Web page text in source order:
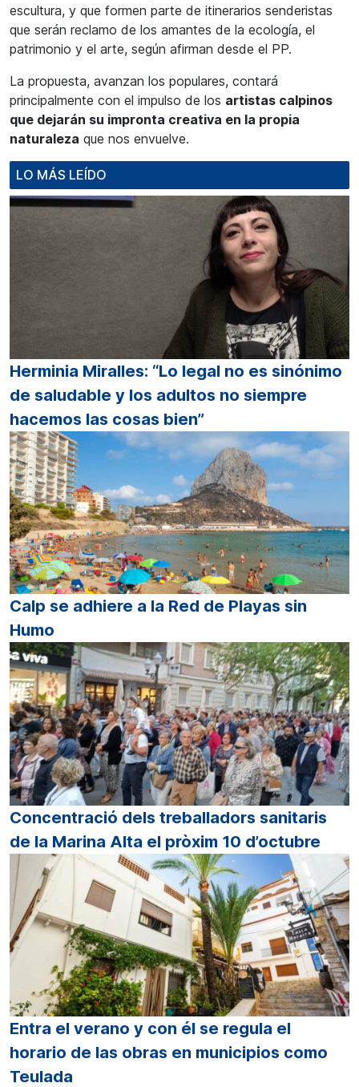
escultura, y que formen parte de itinerarios senderistas
que serán reclamo de los amantes de la ecología, el
patrimonio y el arte, según afirman desde el PP.
La propuesta, avanzan los populares, contará
principalmente con el impulso de los artistas calpinos
que dejarán su impronta creativa en la propia
naturaleza que nos envuelve.
LO MÁS LEÍDO
Herminia Miralles: “Lo legal no es sinónimo
de saludable y los adultos no siempre
hacemos las cosas bien”
Calp se adhiere a la Red de Playas sin
Humo
Concentració dels treballadors sanitaris
de la Marina Alta el pròxim 10 d’octubre
Entra el verano y con él se regula el
horario de las obras en municipios como
Teulada